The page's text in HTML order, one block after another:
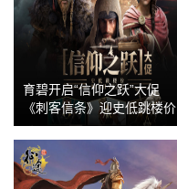
育碧开启“信仰之跃”大促
《刺客信条》迎史低跳楼价